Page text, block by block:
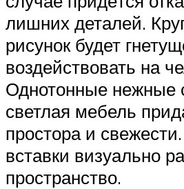
лишних деталей.
рисунок будет
воздействовать на
Однотонные нежные
светлая мебель
простора и
вставки визуально
пространство.